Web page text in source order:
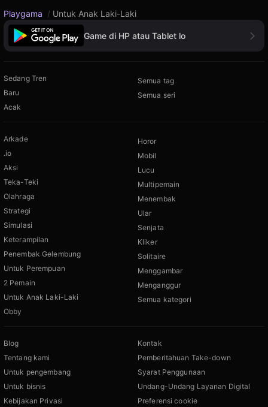
Playgama / Untuk Anak Laki-Laki
Game di HP atau Tablet lo
Sedang Tren
Baru
Acak
Semua tag
Semua seri
Arkade
.io
Aksi
Teka-Teki
Olahraga
Strategi
Simulasi
Keterampilan
Penembak Gelembung
Untuk Perempuan
2 Pemain
Untuk Anak Laki-Laki
Obby
Horor
Mobil
Lucu
Multipemain
Menembak
Ular
Senjata
Kliker
Solitaire
Menggambar
Menganggur
Semua kategori
Blog
Tentang kami
Untuk pengembang
Untuk bisnis
Kebijakan Privasi
Kontak
Pemberitahuan Take-down
Syarat Penggunaan
Undang-Undang Layanan Digital
Preferensi cookie